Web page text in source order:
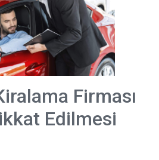
Firması
Edilmesi